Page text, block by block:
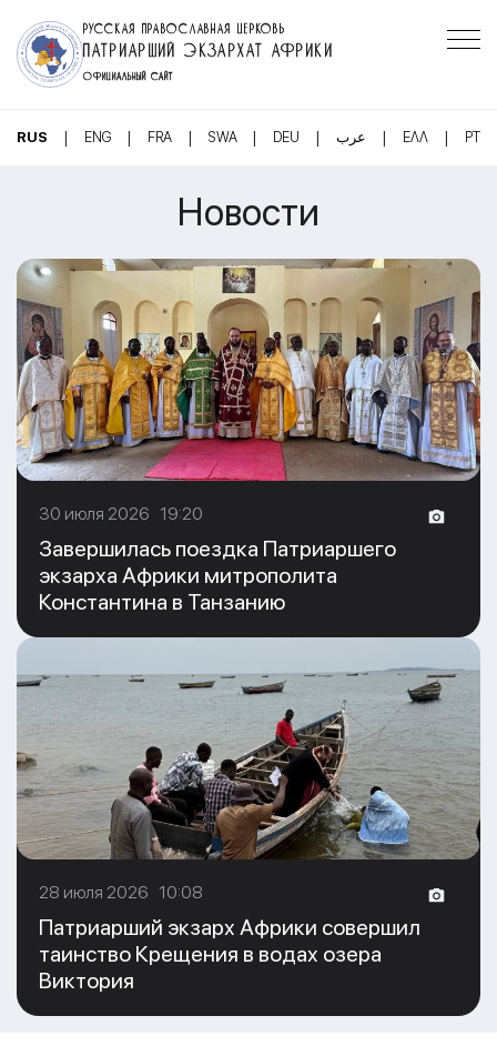
РУССКАЯ ПРАВОСЛАВНАЯ ЦЕРКОВЬ
ПАТРИАРШИЙ ЭКЗАРХАТ АФРИКИ
ОФИЦИАЛЬНЫЙ САЙТ
RUS | ENG | FRA | SWA | DEU | عرب | ΕΛΛ | PT
Новости
30 июля 2026 19:20
Завершилась поездка Патриаршего
экзарха Африки митрополита
Константина в Танзанию
28 июля 2026 10:08
Патриарший экзарх Африки совершил
таинство Крещения в водах озера
Виктория